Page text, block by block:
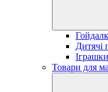
Дитячі
Товари для